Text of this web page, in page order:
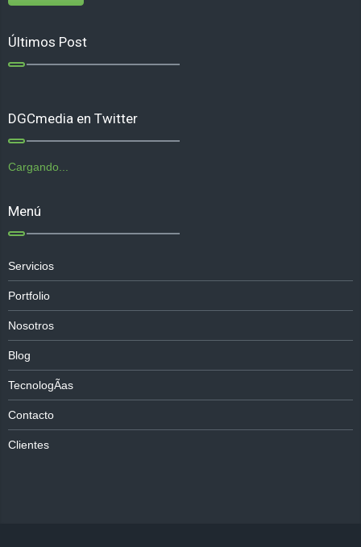
Últimos Post
DGCmedia en Twitter
Cargando...
Menú
Servicios
Portfolio
Nosotros
Blog
TecnologÃ­as
Contacto
Clientes